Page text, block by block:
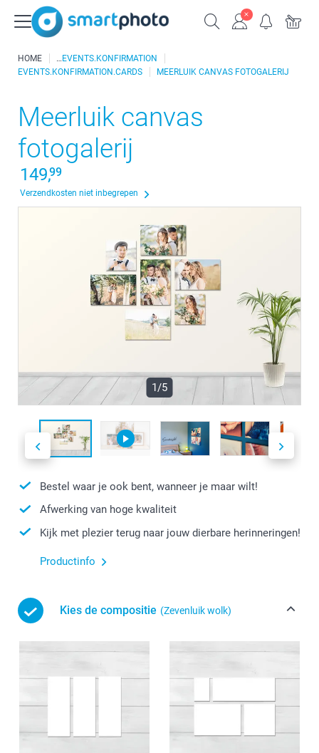
HOME
EVENTS.KONFIRMATION
EVENTS.KONFIRMATION.CARDS
MEERLUIK CANVAS FOTOGALERIJ
Meerluik canvas
fotogalerij
149,99
Verzendkosten niet inbegrepen
1/5
Bestel waar je ook bent, wanneer je maar wilt!
Afwerking van hoge kwaliteit
Kijk met plezier terug naar jouw dierbare herinneringen!
Productinfo
Kies de compositie (Zevenluik wolk)